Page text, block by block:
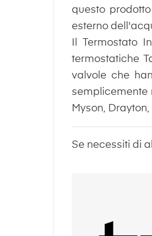
questo
esterno
Il Termostato
termostatiche
valvole che
semplicemente
Myson,
Se necessiti di